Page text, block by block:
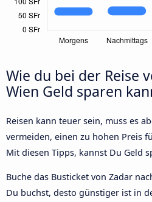
Wie du bei der Reise
Wien Geld sparen
Reisen kann teuer sein, muss es
vermeiden, einen zu hohen Preis
Mit diesen Tipps, kannst Du Geld
Buche das Busticket von Zadar
Du buchst, desto günstiger ist in